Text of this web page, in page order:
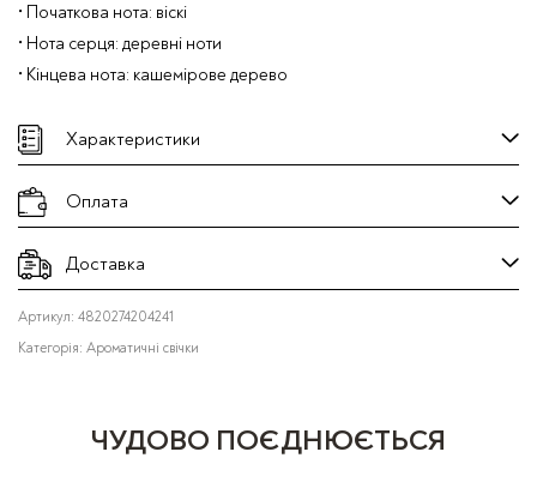
• Початкова нота: віскі
• Нота серця: деревні ноти
• Кінцева нота: кашемірове дерево
Характеристики
Оплата
Доставка
Артикул: 4820274204241
Категорія: Ароматичні свічки
ЧУДОВО ПОЄДНЮЄТЬСЯ